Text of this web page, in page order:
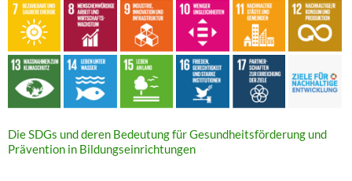
Die SDGs und deren Bedeutung für Gesundheitsförderung und
Prävention in Bildungseinrichtungen